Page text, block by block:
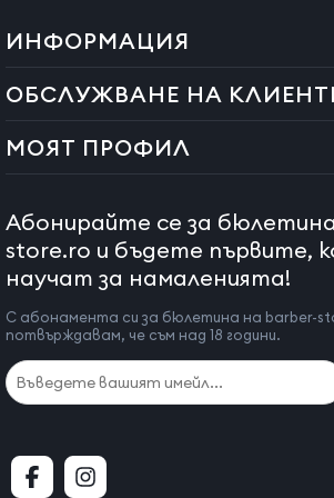
Всички операции по сглобяване на
извършват в оторизиран сервиз и
Ако това условие не е спазено и
оторизиран персонал, нашата
отговорност за влошаване на
ИНФОРМАЦИЯ
ОБСЛУЖВАНЕ НА
МОЯТ ПРОФИЛ
Абонирайте се за
store.ro и бъдете първите,
научат за намаленията!
С абонамента си за бюлетина на barber-
потвърждавам, че съм над 18 години.